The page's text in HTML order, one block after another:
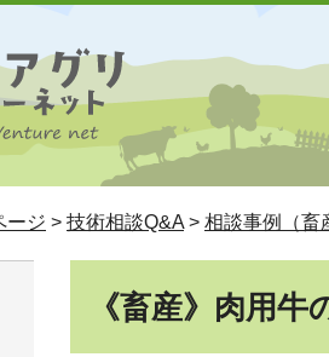
ージ > 技術相談Q&A > 相談事例（畜
《畜産》肉用